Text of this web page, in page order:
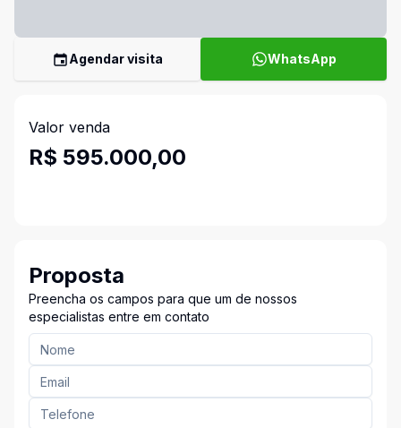
Agendar visita WhatsApp
Valor venda
R$ 595.000,00
Proposta
Preencha os campos para que um de nossos
especialistas entre em contato